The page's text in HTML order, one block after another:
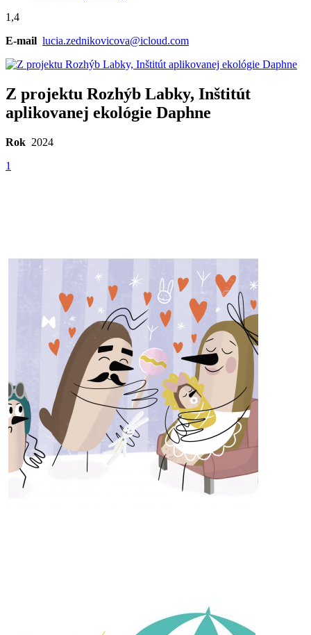
1,4
E-mail lucia.zednikovicova@icloud.com
Z projektu Rozhýb Labky, Inštitút
aplikovanej ekológie Daphne
Rok 2024
1